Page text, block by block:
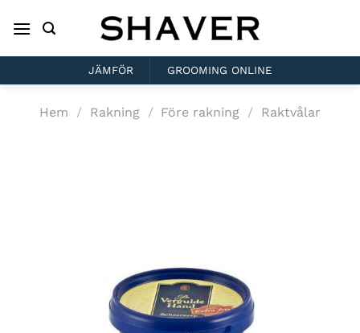
JÄMFÖR GROOMING ONLINE
Hem / Rakning / Före rakning / Raktvålar